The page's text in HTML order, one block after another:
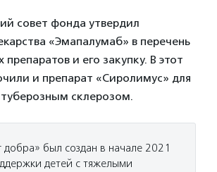
совет фонда утвердил
«Эмапалумаб» в перечень
препаратов и его закупку. В этот
и препарат «Сиролимус» для
склерозом.
был создан в начале 2021
детей с тяжелыми